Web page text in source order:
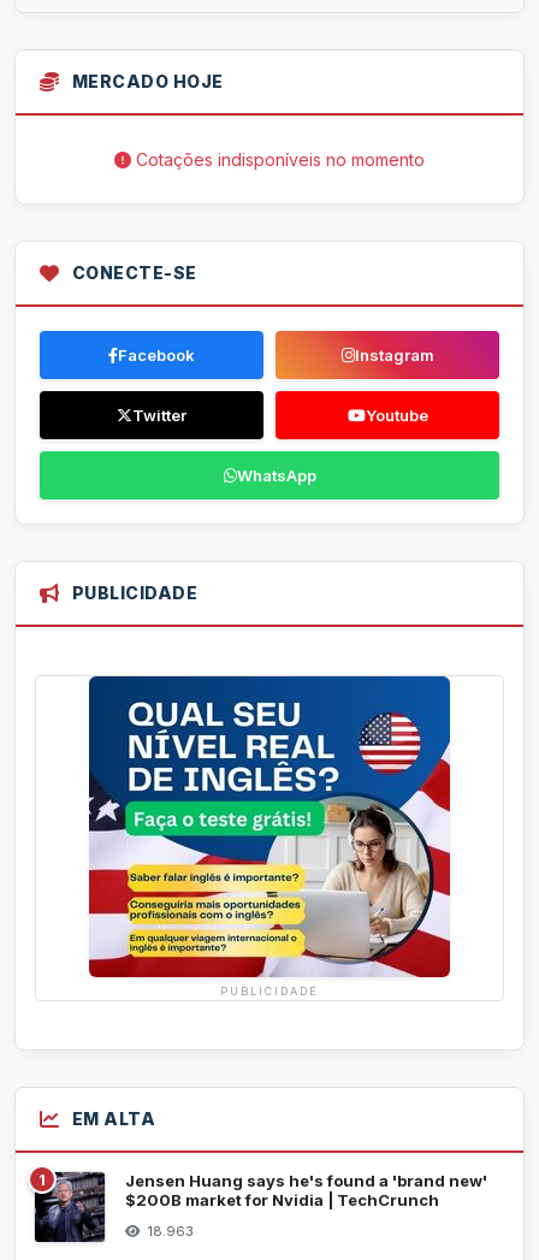
MERCADO HOJE
Cotações indisponíveis no momento
CONECTE-SE
Facebook Instagram
Twitter Youtube
WhatsApp
PUBLICIDADE
PUBLICIDADE
EM ALTA
1
Jensen Huang says he's found a 'brand new'
$200B market for Nvidia | TechCrunch
18.963